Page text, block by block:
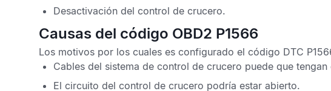
Desactivación del control de crucero.
Causas del código OBD2 P1566
Los motivos por los cuales es configurado el código DTC
Cables del sistema de control de crucero puede que tengan
El circuito del control de crucero podría estar abierto.